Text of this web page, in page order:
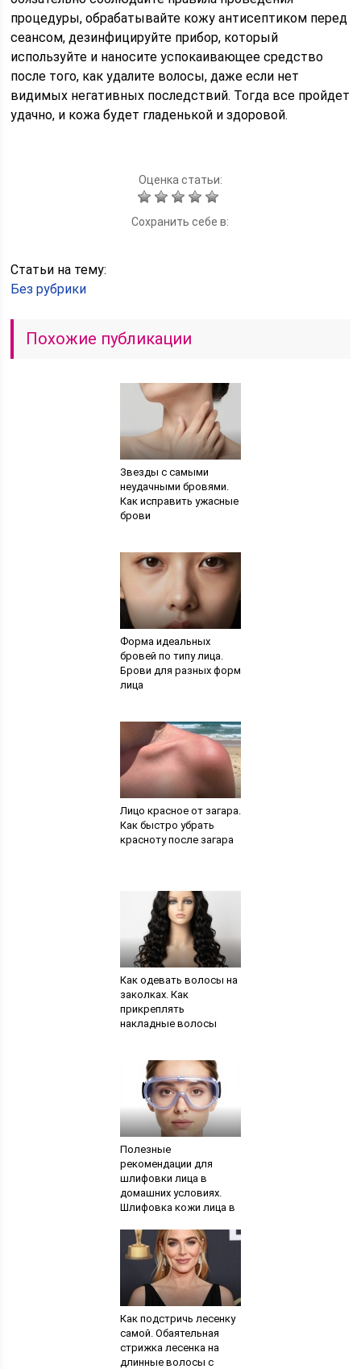
процедуры, обрабатывайте кожу антисептиком перед
сеансом, дезинфицируйте прибор, который
используйте и наносите успокаивающее средство
после того, как удалите волосы, даже если нет
видимых негативных последствий. Тогда все пройдет
удачно, и кожа будет гладенькой и здоровой.
Оценка статьи:
Сохранить себе в:
Статьи на тему:
Без рубрики
Похожие публикации
Звезды с самыми
неудачными бровями.
Как исправить ужасные
брови
Форма идеальных
бровей по типу лица.
Брови для разных форм
лица
Лицо красное от загара.
Как быстро убрать
красноту после загара
Как одевать волосы на
заколках. Как
прикреплять
накладные волосы
Полезные
рекомендации для
шлифовки лица в
домашних условиях.
Шлифовка кожи лица в
Как подстричь лесенку
самой. Обаятельная
стрижка лесенка на
длинные волосы с